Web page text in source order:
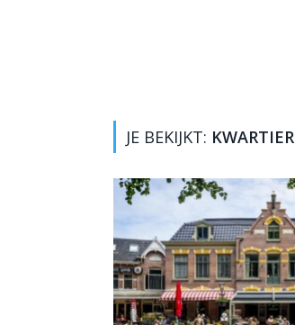
JE BEKIJKT: KWARTIER